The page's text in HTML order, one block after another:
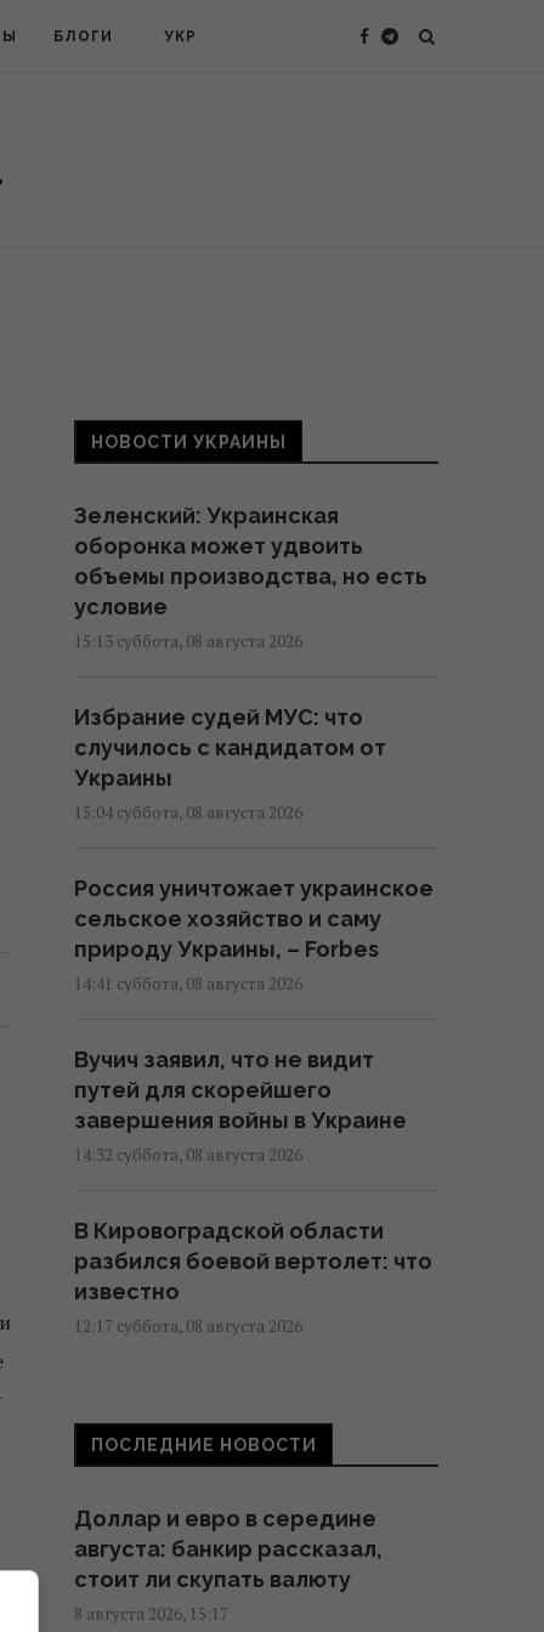
БЛОГИ УКР
НОВОСТИ УКРАИНЫ
Зеленский: Украинская
оборонка может удвоить
объемы производства, но есть
условие
15:13 суббота, 08 августа 2026
Избрание судей МУС: что
случилось с кандидатом от
Украины
15:04 суббота, 08 августа 2026
Россия уничтожает украинское
сельское хозяйство и саму
природу Украины, – Forbes
14:41 суббота, 08 августа 2026
Вучич заявил, что не видит
путей для скорейшего
завершения войны в Украине
14:32 суббота, 08 августа 2026
В Кировоградской области
разбился боевой вертолет: что
известно
12:17 суббота, 08 августа 2026
нападать на нероссийские
танкеры с нефтью в Черном
11:24 суббота, 08 августа 2026
В России загорелись сразу два
ПОСЛЕДНИЕ НОВОСТИ
Доллар и евро в середине
августа: банкир рассказал,
стоит ли скупать валюту
8 августа 2026, 15:17